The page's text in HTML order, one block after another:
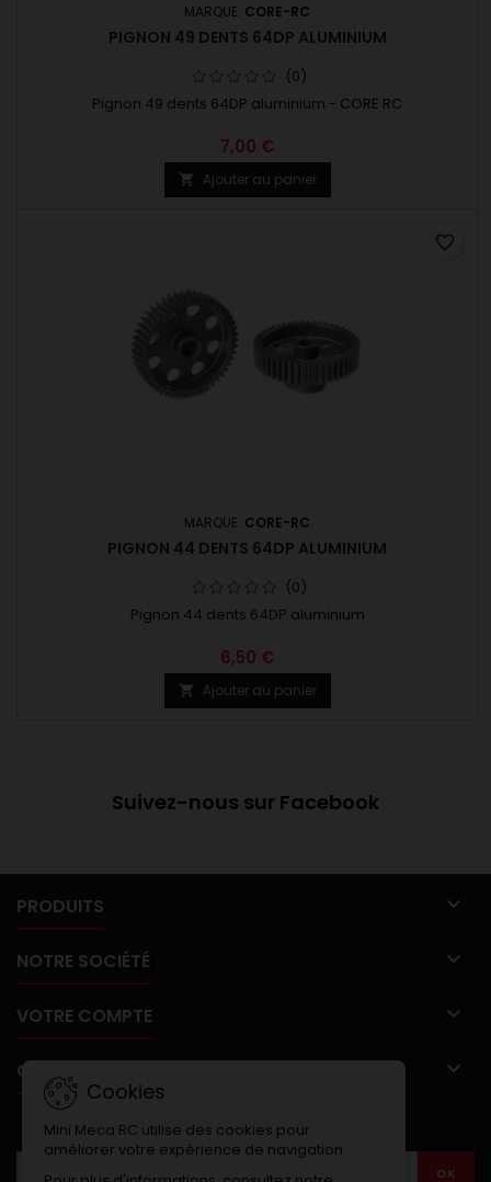
MARQUE: CORE-RC
PIGNON 49 DENTS 64DP ALUMINIUM
(0)
Pignon 49 dents 64DP aluminium - CORE RC
7,00 €
 Ajouter au panier
MARQUE: CORE-RC
PIGNON 44 DENTS 64DP ALUMINIUM
(0)
Pignon 44 dents 64DP aluminium
6,50 €
 Ajouter au panier
favorite_border
Suivez-nous sur Facebook
PRODUITS 
NOTRE SOCIÉTÉ 
VOTRE COMPTE 
CONTACT 
Cookies
Mini Meca RC utilise des cookies pour
améliorer votre expérience de navigation.
LETTRE D'INFORMATIONS